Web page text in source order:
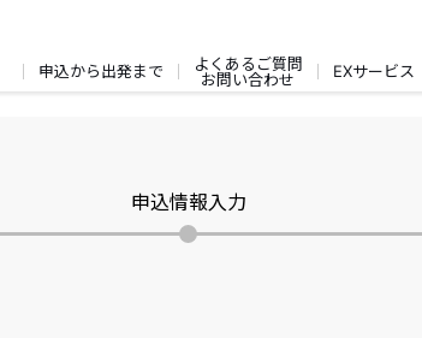
申込から出発まで
よくあるご質問
お問い合わせ
EXサービス
申込情報入力